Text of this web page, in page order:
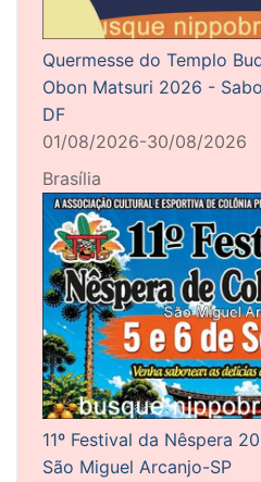
Quermesse do Templo
Obon Matsuri 2026 -
DF
01/08/2026-30/08/2026
Brasília
11º Festival da Nêspera
São Miguel Arcanjo-SP